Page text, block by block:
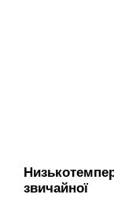
звичайної